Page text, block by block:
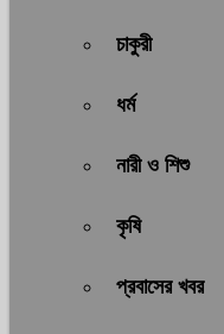
চাকুরী
ধর্ম
নারী ও শিশু
কৃষি
প্রবাসের খবর